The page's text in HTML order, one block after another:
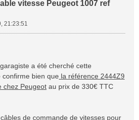
vitesse Peugeot 1007 ref
21:23:51
a été cherché cette
bien que la référence 2444Z9
chez Peugeot au prix de 330€ TTC
de commande de vitesses pour